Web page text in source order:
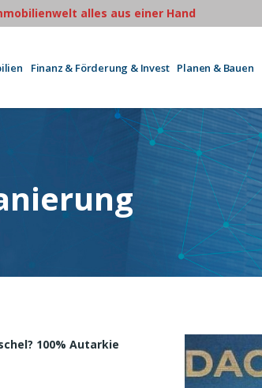
alles aus einer Hand
Finanz & Förderung & Invest Planen & Bauen
100% Autarkie